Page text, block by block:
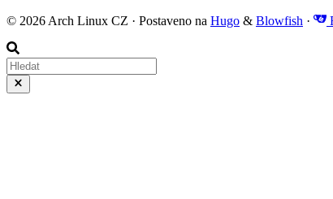
© 2026 Arch Linux CZ · Postaveno na Hugo & Blowfish ·